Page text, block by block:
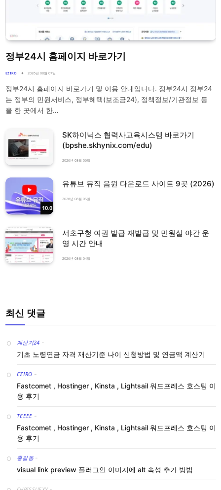
정부24시 홈페이지 바로가기
EZIRO 2026년 08월 07일
정부24시 홈페이지 바로가기 및 이용 안내입니다. 정부24시 정부24
는 정부의 민원서비스, 정부혜택(보조금24), 정책정보/기관정보 등
을 한 곳에서 한…
SK하이닉스 협력사교육시스템 바로가기
(bpshe.skhynix.com/edu)
2026년 08월 06일
10.0
유튜브 뮤직 음원 다운로드 사이트 9곳 (2026)
2026년 08월 05일
서초구청 여권 발급 재발급 및 민원실 야간 운
영 시간 안내
2026년 08월 04일
최신 댓글
계산기24 -
기초 노령연금 자격 재산기준 나이 신청방법 및 연금액 계산기
EZIRO -
Fastcomet , Hostinger , Kinsta , Lightsail 워드프레스 호스팅 이
용 후기
TEEEE -
Fastcomet , Hostinger , Kinsta , Lightsail 워드프레스 호스팅 이
용 후기
홍길동 -
visual link preview 플러그인 이미지에 alt 속성 추가 방법